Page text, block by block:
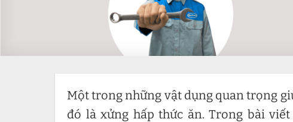
Một trong những vật dụng quan trọng
đó là xửng hấp thức ăn. Trong bài